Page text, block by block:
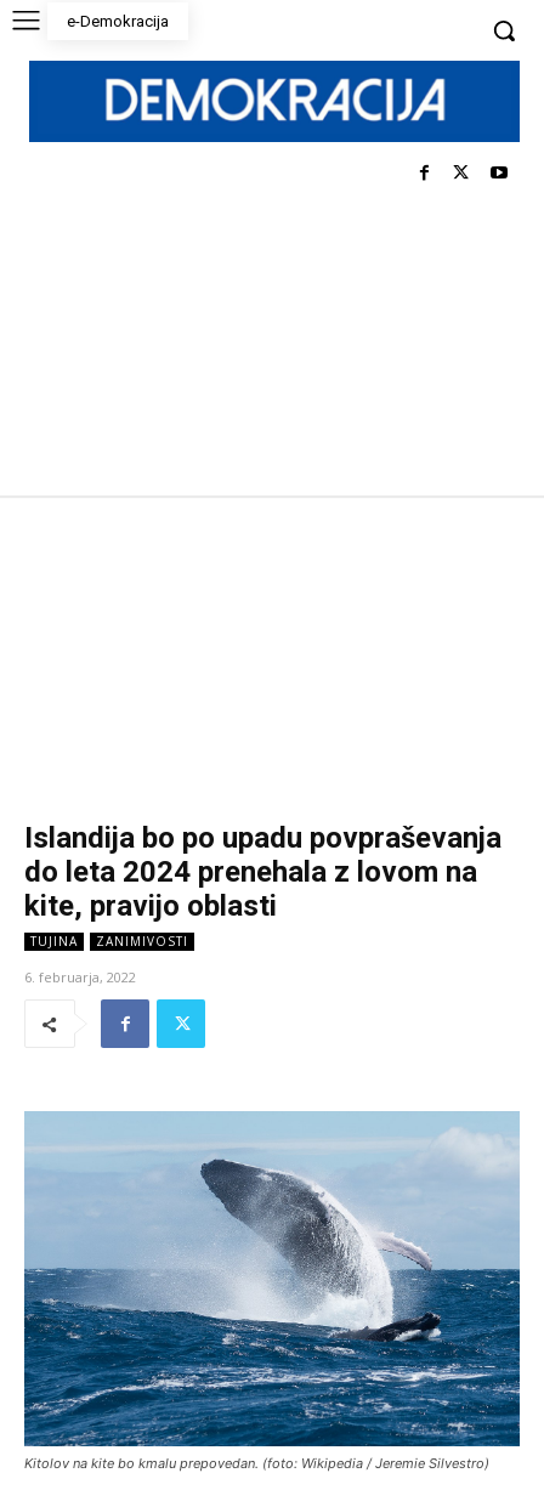
e-Demokracija
Islandija bo po upadu povpraševanja
do leta 2024 prenehala z lovom na
kite, pravijo oblasti
TUJINA ZANIMIVOSTI
6. februarja, 2022
Kitolov na kite bo kmalu prepovedan. (foto: Wikipedia / Jeremie Silvestro)